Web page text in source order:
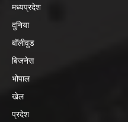
मध्यप्रदेश
दुनिया
बॉलीवुड
बिजनेस
भोपाल
खेल
प्रदेश